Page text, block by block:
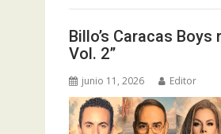
Billo’s Caracas
Vol. 2”
junio 11, 2026 Editor